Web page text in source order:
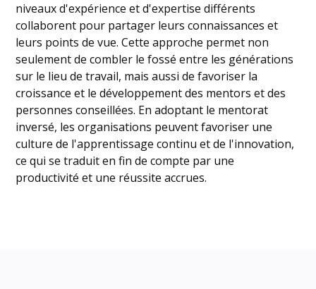
niveaux d'expérience et d'expertise différents
collaborent pour partager leurs connaissances et
leurs points de vue. Cette approche permet non
seulement de combler le fossé entre les générations
sur le lieu de travail, mais aussi de favoriser la
croissance et le développement des mentors et des
personnes conseillées. En adoptant le mentorat
inversé, les organisations peuvent favoriser une
culture de l'apprentissage continu et de l'innovation,
ce qui se traduit en fin de compte par une
productivité et une réussite accrues.